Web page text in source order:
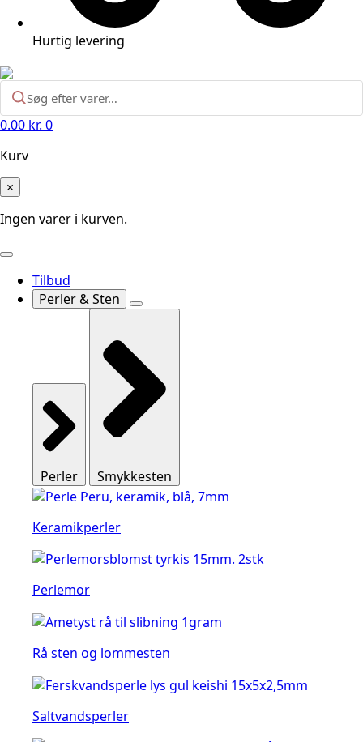
Hurtig levering
0.00 kr. 0
Kurv
×
Ingen varer i kurven.
Tilbud
Perler & Sten
Perler Smykkesten
Keramikperler
Perlemor
Rå sten og lommesten
Saltvandsperler